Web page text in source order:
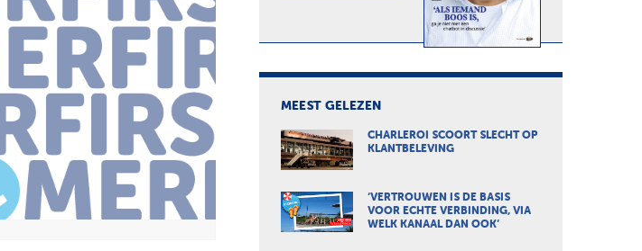
MEEST GELEZEN
CHARLEROI SCOORT SLECHT OP
KLANTBELEVING
‘VERTROUWEN IS DE BASIS
VOOR ECHTE VERBINDING, VIA
WELK KANAAL DAN OOK’